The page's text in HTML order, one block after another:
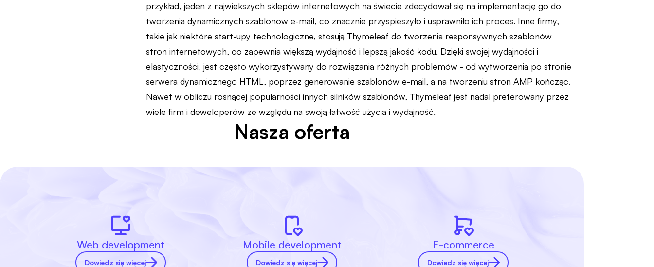
przykład, jeden z największych sklepów internetowych na świecie zdecydował się na implementację go do
tworzenia dynamicznych szablonów e-mail, co znacznie przyspieszyło i usprawniło ich proces. Inne firmy,
takie jak niektóre start-upy technologiczne, stosują Thymeleaf do tworzenia responsywnych szablonów
stron internetowych, co zapewnia większą wydajność i lepszą jakość kodu. Dzięki swojej wydajności i
elastyczności, jest często wykorzystywany do rozwiązania różnych problemów - od wytworzenia po stronie
serwera dynamicznego HTML, poprzez generowanie szablonów e-mail, a na tworzeniu stron AMP kończąc.
Nawet w obliczu rosnącej popularności innych silników szablonów, Thymeleaf jest nadal preferowany przez
wiele firm i deweloperów ze względu na swoją łatwość użycia i wydajność.
Nasza oferta
Web development
Dowiedz się więcej
Mobile development
Dowiedz się więcej
E-commerce
Dowiedz się więcej